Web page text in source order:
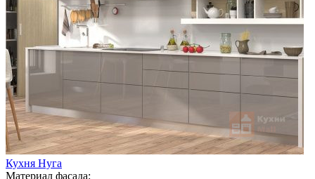
Кухня Нуга
Материал фасада: